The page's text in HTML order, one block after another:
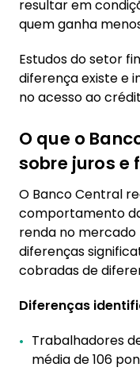
resultar em
quem ganha
Estudos do setor
diferença existe e
no acesso ao
O que o
sobre juros e
O Banco Central
comportamento
renda no mercado
diferenças
cobradas de
Diferenças
Trabalhadores
média de 106